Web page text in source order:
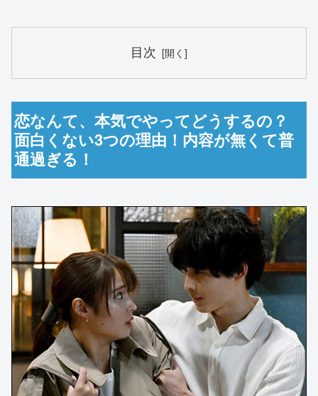
目次
恋なんて、本気でやってどうするの？
面白くない3つの理由！内容が無くて普
通過ぎる！